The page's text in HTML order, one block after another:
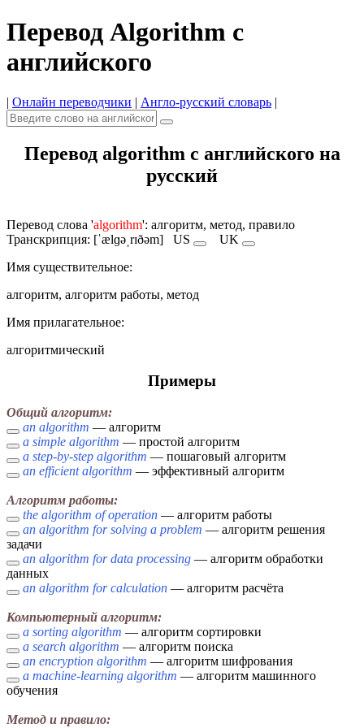
Перевод Algorithm с
английского
| Онлайн переводчики | Англо-русский словарь |
Перевод algorithm с английского на
русский
Перевод слова 'algorithm': алгоритм, метод, правило
Транскрипция: [ˈælɡəˌrɪðəm] US
UK
Имя cуществительное:
алгоритм, алгоритм работы, метод
Имя прилагательное:
алгоритмический
Примеры
Общий алгоритм:
an algorithm — алгоритм
a simple algorithm — простой алгоритм
a step-by-step algorithm — пошаговый алгоритм
an efficient algorithm — эффективный алгоритм
Алгоритм работы:
the algorithm of operation — алгоритм работы
an algorithm for solving a problem — алгоритм решения
задачи
an algorithm for data processing — алгоритм обработки
данных
an algorithm for calculation — алгоритм расчёта
Компьютерный алгоритм:
a sorting algorithm — алгоритм сортировки
a search algorithm — алгоритм поиска
an encryption algorithm — алгоритм шифрования
a machine-learning algorithm — алгоритм машинного
обучения
Метод и правило: